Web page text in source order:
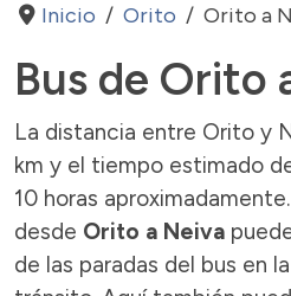
Inicio Orito Orito a
Bus de Orito
La distancia entre Orito y
km y el tiempo estimado
10 horas
desde Orito a Neiva
de las paradas del bus en